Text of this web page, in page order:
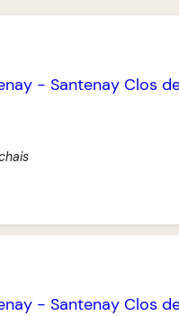
-Santenay Clos
-Santenay Clos